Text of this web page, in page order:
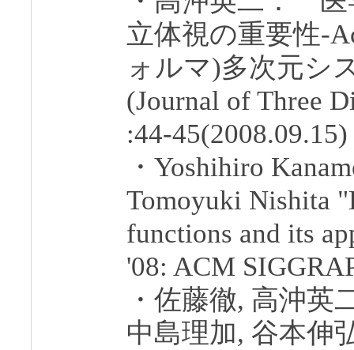
立体視の重要性-
ォルマ)多次元シ
(Journal of Three
:44-45(2008.09.15)
・Yoshihiro
Tomoyuki Nishita
functions and its
'08: ACM
・佐藤徹, 高沖英
中島理加, 谷本伸